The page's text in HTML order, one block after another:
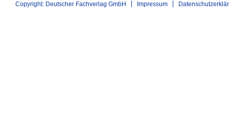
Copyright: Deutscher Fachverlag GmbH Impressum